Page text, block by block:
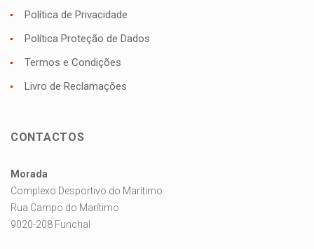
Política de Privacidade
Política Proteção de Dados
Termos e Condições
Livro de Reclamações
CONTACTOS
Morada
Complexo Desportivo do Marítimo
Rua Campo do Marítimo
9020-208 Funchal